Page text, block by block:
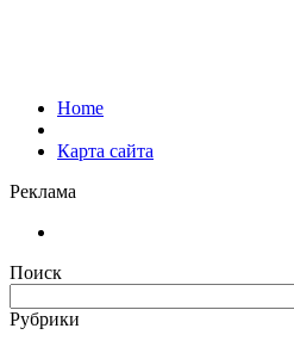
Home
Карта сайта
Реклама
Поиск
Рубрики